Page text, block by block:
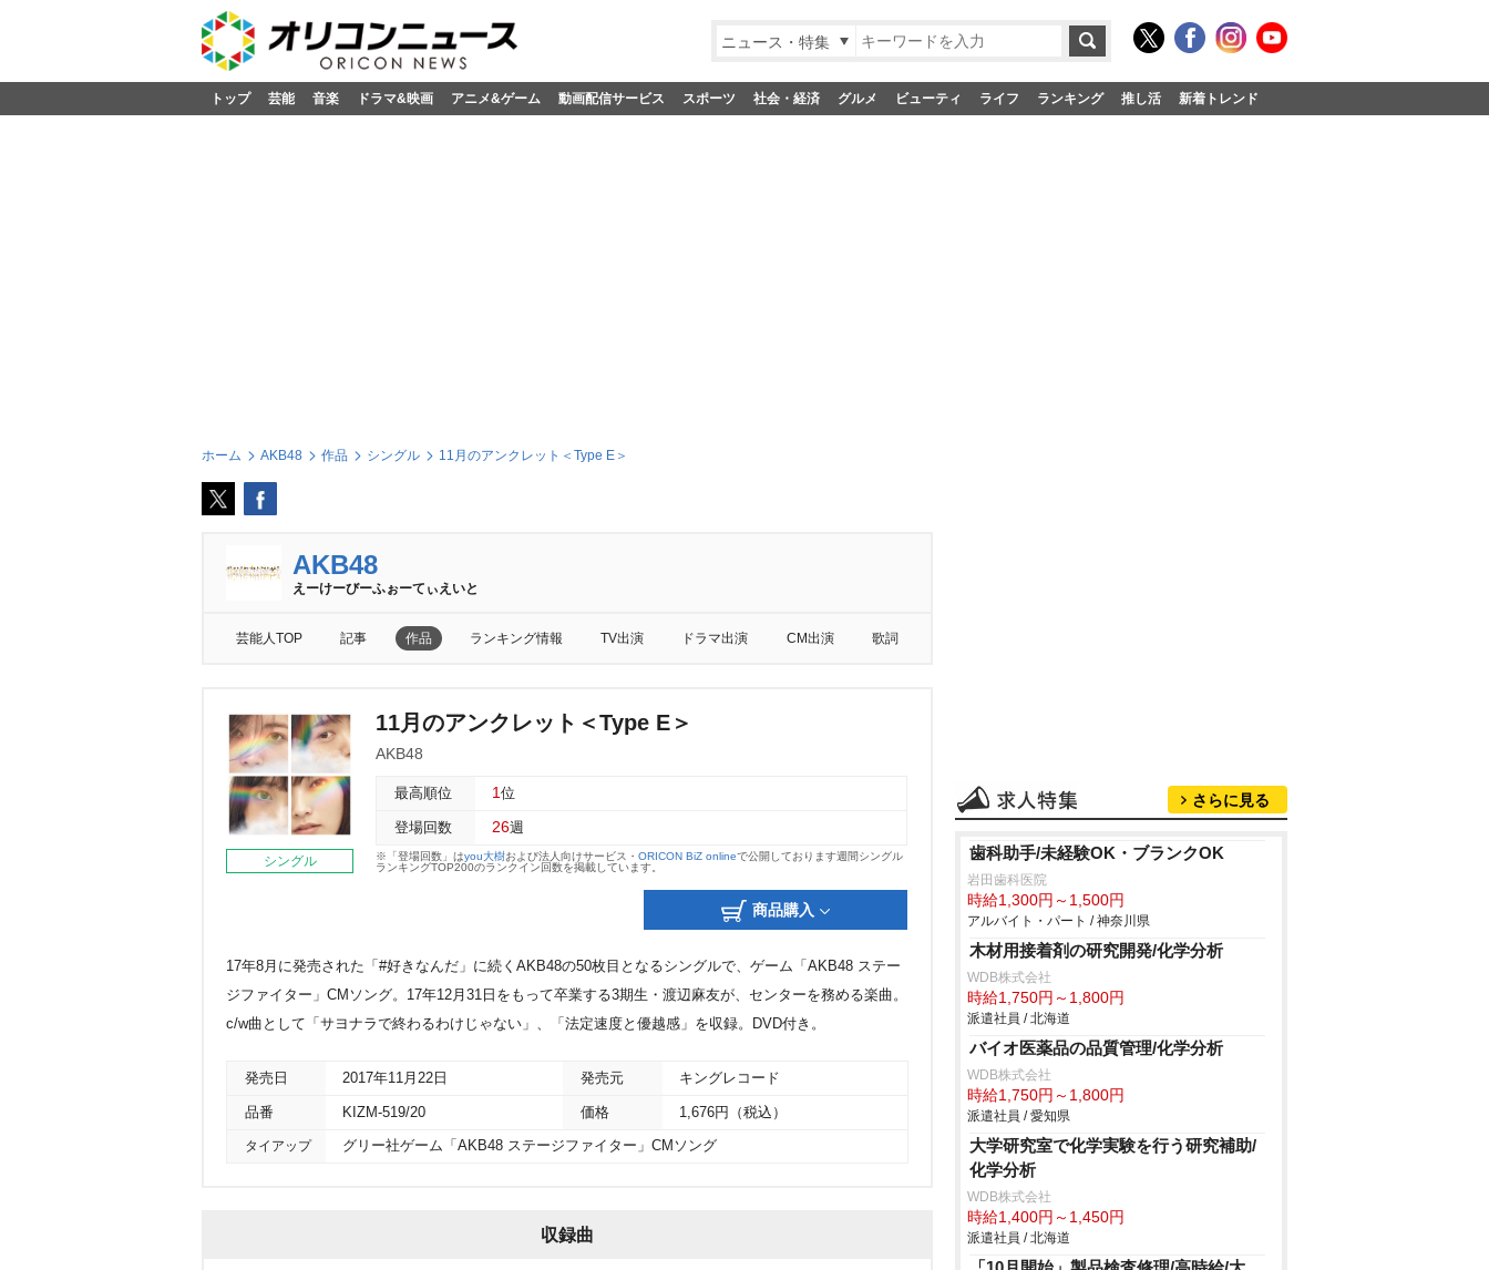
ニュース・特集
トップ 芸能 音楽 ドラマ&映画 アニメ&ゲーム 動画配信サービス スポーツ 社会・経済 グルメ ビューティ ライフ ランキング 推し活 新着トレンド
ホーム AKB48 作品 シングル 11月のアンクレット＜Type E＞
AKB48
えーけーびーふぉーてぃえいと
芸能人TOP 記事 作品 ランキング情報 TV出演 ドラマ出演 CM出演 歌詞
シングル
11月のアンクレット＜Type E＞
AKB48
最高順位 1 位
登場回数 26週
※「登場回数」はyou大樹および法人向けサービス・ ORICON BiZ onlineで公開しております週間シングル
ランキングTOP200のランクイン回数を掲載しています。
商品購入
17年8月に発売された「#好きなんだ」に続くAKB48の50枚目となるシングルで、ゲーム「AKB48 ステー
ジファイター」CMソング。17年12月31日をもって卒業する3期生・渡辺麻友が、センターを務める楽曲。
c/w曲として「サヨナラで終わるわけじゃない」、「法定速度と優越感」を収録。DVD付き。
発売日 2017年11月22日 発売元 キングレコード
品番 KIZM-519/20 価格 1,676円（税込）
タイアップ グリー社ゲーム「AKB48 ステージファイター」CMソング
収録曲
さらに見る
歯科助手/未経験OK・ブランクOK
田歯科医院
時給1,300円～1,500円
アルバイト・パート / 神奈川県
木材用接着剤の研究開発/化学分析
WDB株式会社
時給1,750円～1,800円
派遣社員 / 北海道
バイオ医薬品の品質管理/化学分析
WDB株式会社
時給1,750円～1,800円
派遣社員 / 愛知県
大学研究室で化学実験を行う研究補助/
化学分析
WDB株式会社
時給1,400円～1,450円
派遣社員 / 北海道